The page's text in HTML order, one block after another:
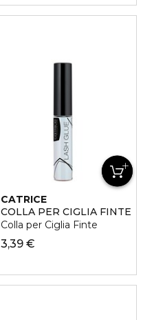
CATRICE
COLLA PER CIGLIA FINTE
Colla per Ciglia Finte
3,39 €